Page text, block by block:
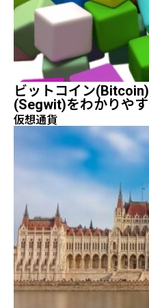
ビットコイン
(segwit)をわかりや
仮想通貨